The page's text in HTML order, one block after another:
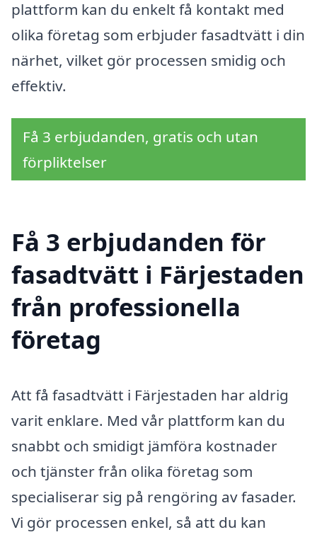
plattform kan du enkelt få kontakt med
olika företag som erbjuder fasadtvätt i din
närhet, vilket gör processen smidig och
effektiv.
Få 3 erbjudanden, gratis och utan
förpliktelser
Få 3 erbjudanden för
fasadtvätt i Färjestaden
från professionella
företag
Att få fasadtvätt i Färjestaden har aldrig
varit enklare. Med vår plattform kan du
snabbt och smidigt jämföra kostnader
och tjänster från olika företag som
specialiserar sig på rengöring av fasader.
Vi gör processen enkel, så att du kan